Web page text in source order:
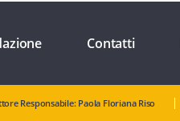
Contatti
Responsabile: Paola Floriana Riso